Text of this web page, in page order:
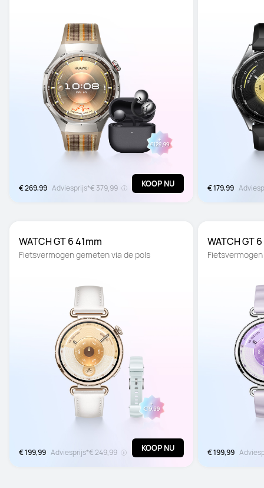
€ 269,99 Adviesprijs*€ 379,99 KOOP NU € 179,99
WATCH GT 6 41mm
Fietsvermogen gemeten via de pols
€ 199,99 Adviesprijs*€ 249,99 KOOP NU
WATCH GT
€ 199,99